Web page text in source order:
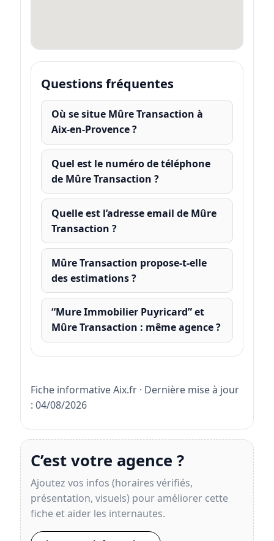
Questions fréquentes
Où se situe Mûre Transaction à
Aix-en-Provence ?
Quel est le numéro de téléphone
de Mûre Transaction ?
Quelle est l’adresse email de Mûre
Transaction ?
Mûre Transaction propose-t-elle
des estimations ?
“Mure Immobilier Puyricard” et
Mûre Transaction : même agence ?
Fiche informative Aix.fr · Dernière mise à jour
: 04/08/2026
C’est votre agence ?
Ajoutez vos infos (horaires vérifiés,
présentation, visuels) pour améliorer cette
fiche et aider les internautes.